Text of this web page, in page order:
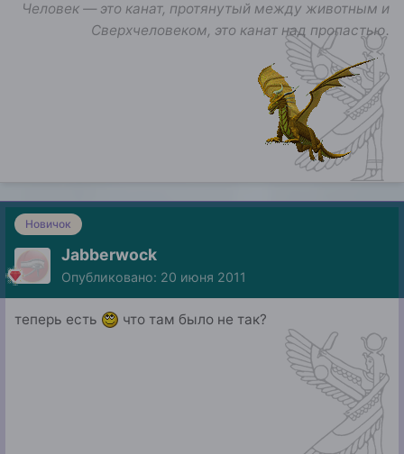
Человек — это канат, протянутый между животным и
Сверхчеловеком, это канат над пропастью.
Новичок
Jabberwock
Опубликовано: 20 июня 2011
теперь есть что там было не так?